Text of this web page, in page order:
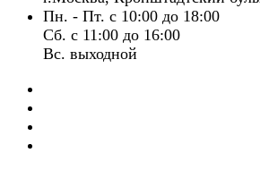
Пн. - Пт. с 10:00 до 18:00
Сб. с 11:00 до 16:00
Вс. выходной